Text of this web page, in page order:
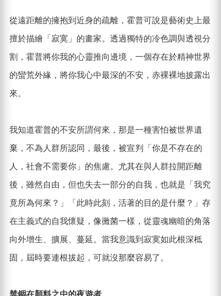
從遠距離的擁抱到近身的疏離，霍普可說是藝術史上最
擅於描繪「寂寞」的畫家。透過獨特的冷色調與透視分
割，霍普將你我的心靈推向邊境，一個存在於精神世界
的蠻荒外緣，將你我心中最深的不安，赤裸裸地披露出
來。
我知道霍普的不安所謂何來，那是一種害怕被世界遺
棄，不為人群所認同，最後，被宣判「你是不存在的
人，社會不需要你」的焦慮。尤其在與人群拉開距離
後，雖然自由，但也失去一部分的自我，也就是「我究
竟所為何來？」「此時此刻，活著的目的是什麼？」存
在主義式的自我懷疑，像黴菌一樣，從靈魂幽暗的角落
向外增生、擴展、蔓延。當我意識到寂寞如此根深柢
固，屆時要連根拔起，可就沒那麼容易了。